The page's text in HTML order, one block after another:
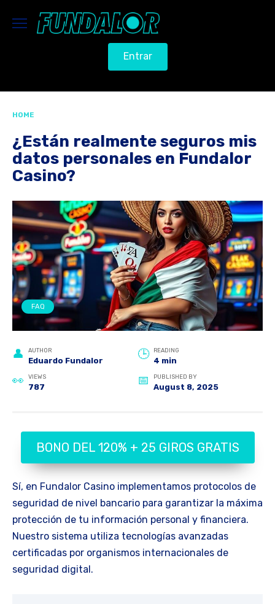
c
Entrar
HOME
¿Están realmente seguros mis
datos personales en Fundalor
Casino?
FAQ
AUTHOR
Eduardo Fundalor
READING
4 min
VIEWS
787
PUBLISHED BY
August 8, 2025
BONO DEL 120% + 25 GIROS GRATIS
Sí, en Fundalor Casino implementamos protocolos de
seguridad de nivel bancario para garantizar la máxima
protección de tu información personal y financiera.
Nuestro sistema utiliza tecnologías avanzadas
certificadas por organismos internacionales de
seguridad digital.